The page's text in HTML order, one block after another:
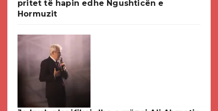
pritet të hapin edhe Ngushticën e
Hormuzit